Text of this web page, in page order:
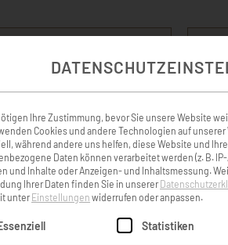
schönen Momente mit Ulli
erinnert
Vesely
Ihre Zustimmung, bevor Sie unsere Website
Cookies und andere Technologien auf
während andere uns helfen, diese Website und
Daten können verarbeitet werden (z. B.
und Inhalte oder Anzeigen- und Inhaltsmessung.
Ihrer Daten finden Sie in unserer
unterEinstellungen widerrufen oder anpassen.
eine Liste der Service-Gruppen, für
Statistiken